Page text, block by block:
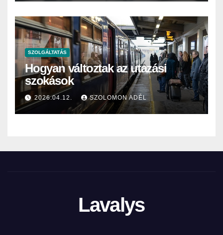
SZOLGÁLTATÁS
Hogyan változtak az utazási
szokások
2026.04.12. SZOLOMON ADÉL
Lavalys